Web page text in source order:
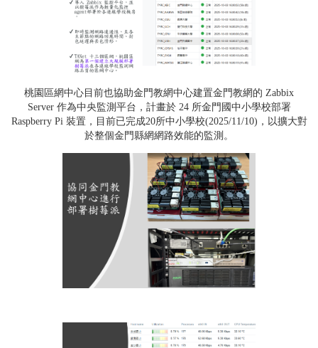
桃園區網中心目前也協助金門教網中心建置金門教網的 Zabbix
Server 作為中央監測平台，計畫於 24 所金門國中小學校部署
Raspberry Pi 裝置，目前已完成20所中小學校(2025/11/10)，以擴大對
於整個金門縣網網路效能的監測。